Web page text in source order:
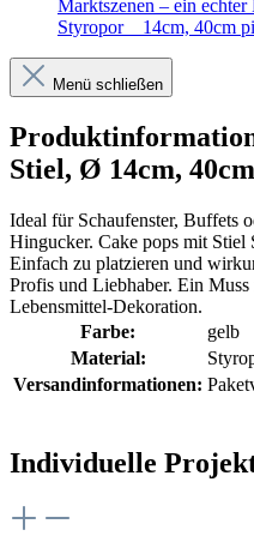
Marktszenen – ein
Styropor _ 14cm, 40cm
Menü schließen
Stiel, Ø 14cm,
Ideal für Schaufenster, Buffets
Hingucker. Cake pops mit
Einfach zu platzieren und
Profis und Liebhaber. Ein Muss
Lebensmittel-Dekoration.
Farbe:
gelb
Material:
Versandinformationen:
Individuelle